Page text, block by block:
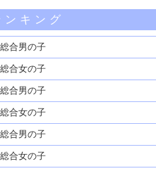
ンキング
合男の子
合女の子
合男の子
合女の子
合男の子
合女の子